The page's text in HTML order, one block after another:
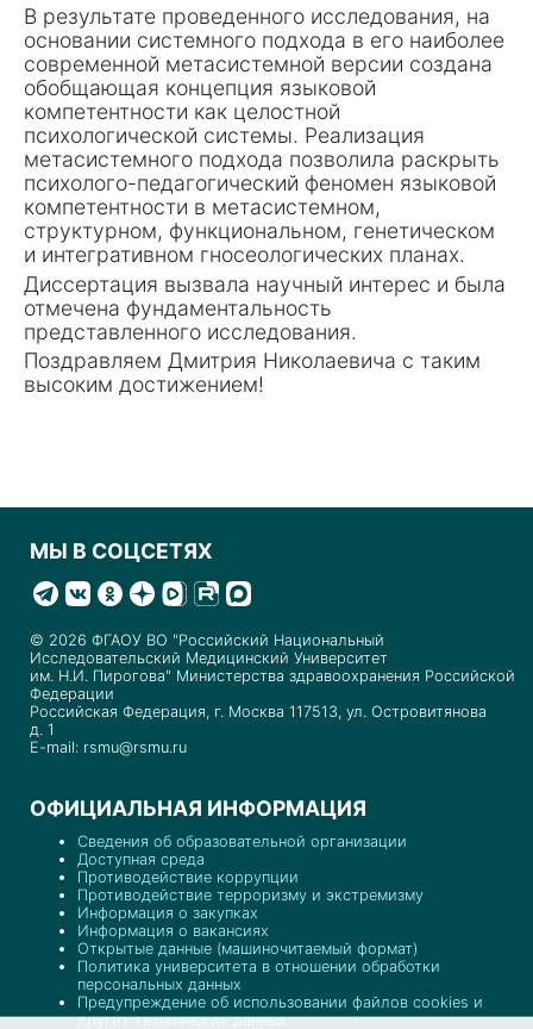
В результате проведенного исследования, на
основании системного подхода в его наиболее
современной метасистемной версии создана
обобщающая концепция языковой
компетентности как целостной
психологической системы. Реализация
метасистемного подхода позволила раскрыть
психолого-педагогический феномен языковой
компетентности в метасистемном,
структурном, функциональном, генетическом
и интегративном гносеологических планах.
Диссертация вызвала научный интерес и была
отмечена фундаментальность
представленного исследования.
Поздравляем Дмитрия Николаевича с таким
высоким достижением!
МЫ В СОЦСЕТЯХ
© 2026 ФГАОУ ВО "Российский Национальный
Исследовательский Медицинский Университет
им. Н.И. Пирогова" Министерства здравоохранения Российской
Федерации
Российская Федерация, г. Москва 117513, ул. Островитянова
д. 1
E-mail: rsmu@rsmu.ru
ОФИЦИАЛЬНАЯ ИНФОРМАЦИЯ
Сведения об образовательной организации
Доступная среда
Противодействие коррупции
Противодействие терроризму и экстремизму
Информация о закупках
Информация о вакансиях
Открытые данные (машиночитаемый формат)
Политика университета в отношении обработки
персональных данных
Предупреждение об использовании файлов cookies и
других технических данных